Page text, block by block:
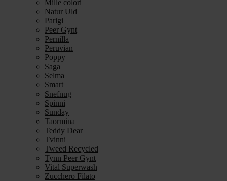
Mille colori
Natur Uld
Parigi
Peer Gynt
Pernilla
Peruvian
Poppy
Saga
Selma
Smart
Snefnug
Spinni
Sunday
Taormina
Teddy Dear
Tvinni
Tweed Recycled
Tynn Peer Gynt
Vital Superwash
Zucchero Filato